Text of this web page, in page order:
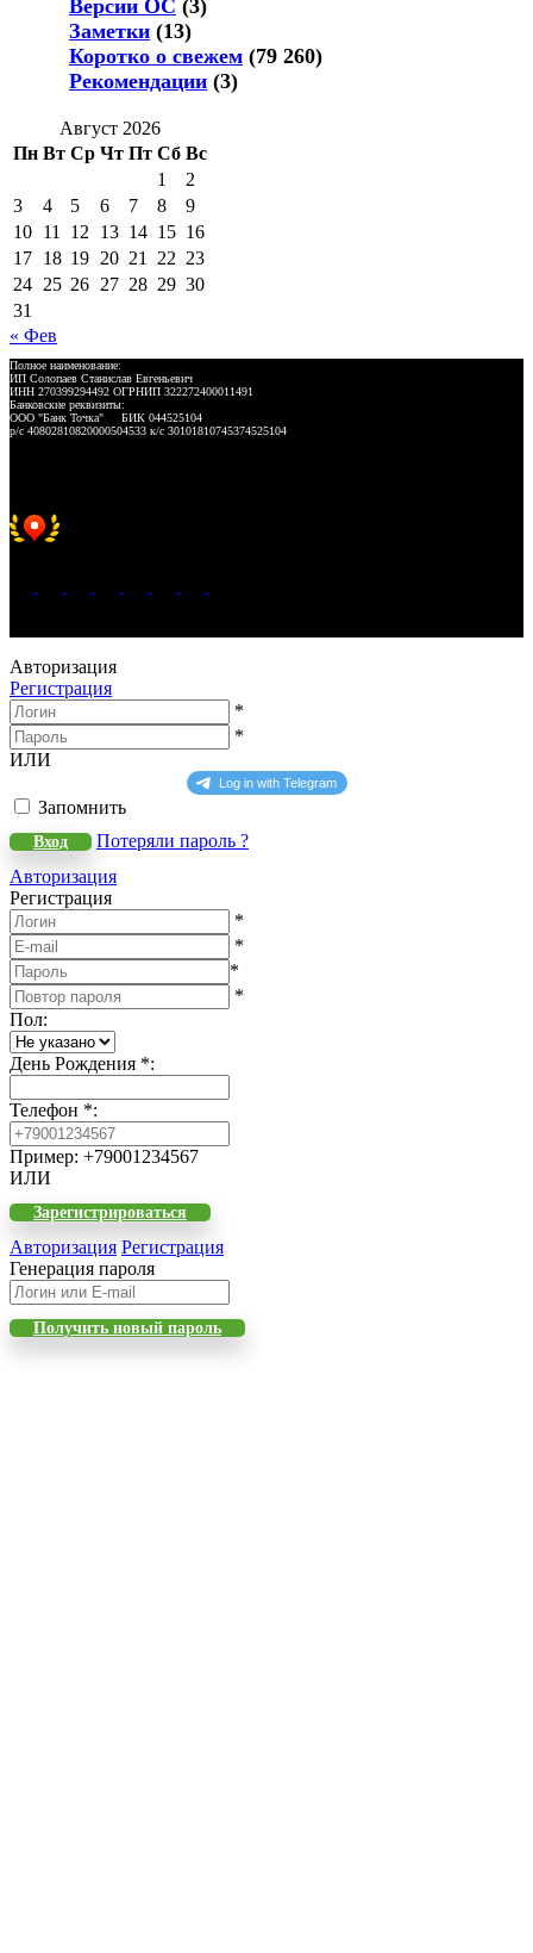
Версии ОС (3)
Заметки (13)
Коротко о свежем (79 260)
Рекомендации (3)
Август 2026
Пн Вт Ср Чт Пт Сб Вс
1
2
3
4 5 6 7 8
9
10 11 12 13 14 15 16
17 18 19 20 21 22 23
24 25 26 27 28 29 30
31
« Фев
Полное наименование:
ИП Солопаев Станислав Евгеньевич
ИНН 270399294492 ОГРНИП 322272400011491
Банковские реквизиты:
ООО "Банк Точка" БИК 044525104
р/с 40802810820000504533 к/с 30101810745374525104
Авторизация
Регистрация
*
*
ИЛИ
Запомнить
Вход
Потеряли пароль ?
Авторизация
Регистрация
*
*
*
*
Пол:
День Рождения *:
Телефон *:
Пример: +79001234567
ИЛИ
Зарегистрироваться
Авторизация Регистрация
Генерация пароля
Получить новый пароль